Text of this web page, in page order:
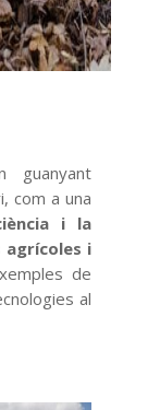
guanyant
com a una
i la
i
de
al